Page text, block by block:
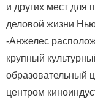
и других мест для
деловой жизни
-Анжелес
крупный
образовательный
центром